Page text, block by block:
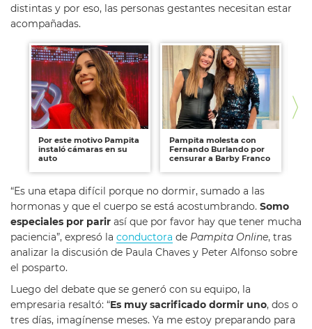
distintas y por eso, las personas gestantes necesitan estar
acompañadas.
Por este motivo Pampita
instaló cámaras en su
auto
Pampita molesta con
Fernando Burlando por
censurar a Barby Franco
“Es una etapa difícil porque no dormir, sumado a las
hormonas y que el cuerpo se está acostumbrando. Somo
especiales por parir así que por favor hay que tener mucha
paciencia”, expresó la conductora de Pampita Online, tras
analizar la discusión de Paula Chaves y Peter Alfonso sobre
el posparto.
Luego del debate que se generó con su equipo, la
empresaria resaltó: “Es muy sacrificado dormir uno, dos o
tres días, imagínense meses. Ya me estoy preparando para